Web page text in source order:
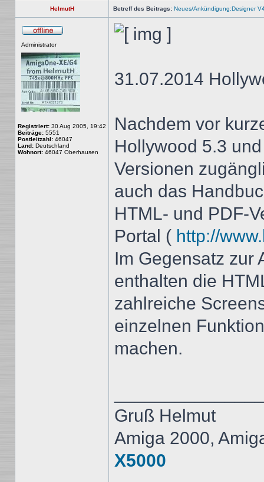
HelmutH Betreff des Beitrags: Neues/Ankündigung:Designer
Administrator
Registriert: 30 Aug 2005, 19:42
Beiträge: 5551
Postleitzahl: 46047
Land: Deutschland
Wohnort: 46047 Oberhausen
31.07.2014
Nachdem vor
Hollywood 5.3
Versionen
auch das
HTML- und PDF-
Portal ( http://
Im Gegensatz zur
enthalten die
zahlreiche
einzelnen
machen.
Gruß Helmut
Amiga 2000,
X5000